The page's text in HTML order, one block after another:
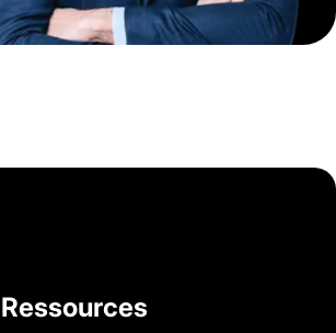
Ressources